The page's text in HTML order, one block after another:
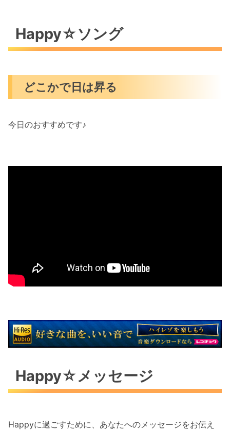
Happy☆ソング
どこかで日は昇る
今日のおすすめです♪
Happy☆メッセージ
Happyに過ごすために、あなたへのメッセージをお伝え